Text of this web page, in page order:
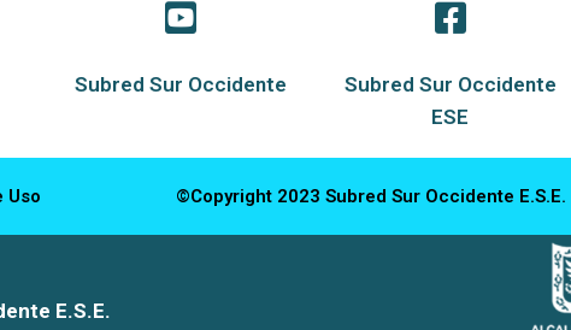
Subred Sur Occidente
Subred Sur Occidente
ESE
Uso ©Copyright 2023 Subred Sur Occidente E.S.E.
E.S.E.